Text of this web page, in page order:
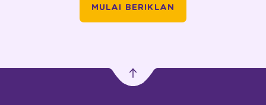
MULAI BERIKLAN